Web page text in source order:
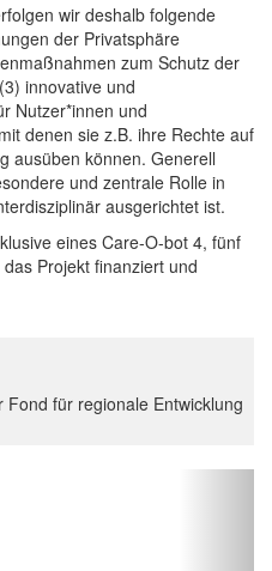
wir deshalb folgende
der Privatsphäre
zum Schutz der
innovative und
Nutzer*innen und
denen sie z.B. ihre Rechte auf
ausüben können. Generell
und zentrale Rolle in
ausgerichtet ist.
eines Care-O-bot 4, fünf
Projekt finanziert und
Fond für regionale Entwicklung